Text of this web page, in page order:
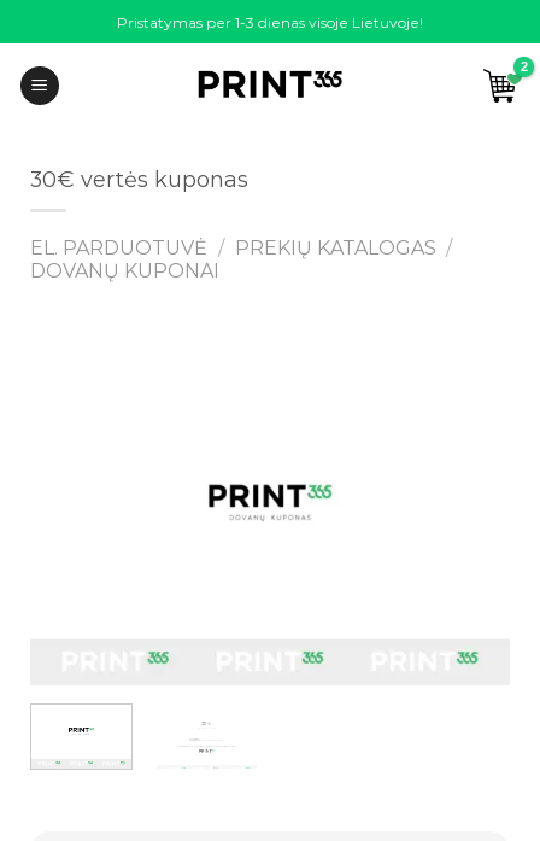
to
content
Pristatymas per 1-3 dienas visoje Lietuvoje!
30€ vertės kuponas
EL. PARDUOTUVĖ / PREKIŲ KATALOGAS /
DOVANŲ KUPONAI